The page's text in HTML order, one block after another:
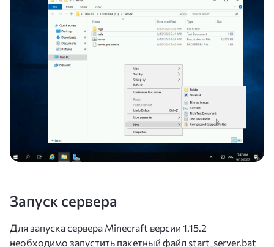
Запуск сервера
Для запуска сервера Minecraft версии 1.15.2
необходимо запустить пакетный файл start_server.bat